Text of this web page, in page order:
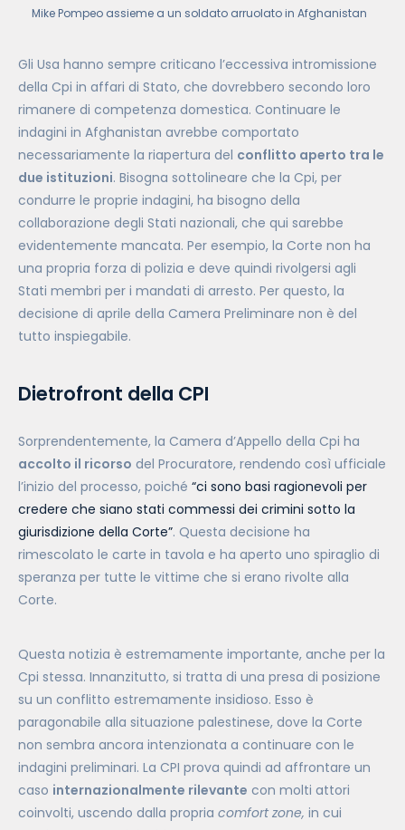
Mike Pompeo assieme a un soldato arruolato in Afghanistan
Gli Usa hanno sempre criticano l’eccessiva intromissione
della Cpi in affari di Stato, che dovrebbero secondo loro
rimanere di competenza domestica. Continuare le
indagini in Afghanistan avrebbe comportato
necessariamente la riapertura del conflitto aperto tra le
due istituzioni. Bisogna sottolineare che la Cpi, per
condurre le proprie indagini, ha bisogno della
collaborazione degli Stati nazionali, che qui sarebbe
evidentemente mancata. Per esempio, la Corte non ha
una propria forza di polizia e deve quindi rivolgersi agli
Stati membri per i mandati di arresto. Per questo, la
decisione di aprile della Camera Preliminare non è del
tutto inspiegabile.
Dietrofront della CPI
Sorprendentemente, la Camera d’Appello della Cpi ha
accolto il ricorso del Procuratore, rendendo così ufficiale
l’inizio del processo, poiché “ci sono basi ragionevoli per
credere che siano stati commessi dei crimini sotto la
giurisdizione della Corte”. Questa decisione ha
rimescolato le carte in tavola e ha aperto uno spiraglio di
speranza per tutte le vittime che si erano rivolte alla
Corte.
Questa notizia è estremamente importante, anche per la
Cpi stessa. Innanzitutto, si tratta di una presa di posizione
su un conflitto estremamente insidioso. Esso è
paragonabile alla situazione palestinese, dove la Corte
non sembra ancora intenzionata a continuare con le
indagini preliminari. La CPI prova quindi ad affrontare un
caso internazionalmente rilevante con molti attori
coinvolti, uscendo dalla propria comfort zone, in cui